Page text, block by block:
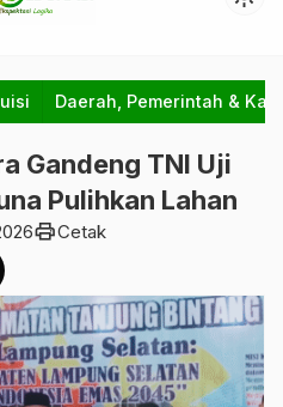
Daerah, Pemerintah &
Gandeng TNI Uji
Pulihkan Lahan
printCetak